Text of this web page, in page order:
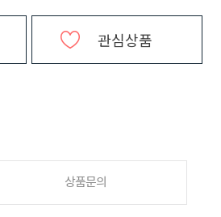
관심상품
상품문의